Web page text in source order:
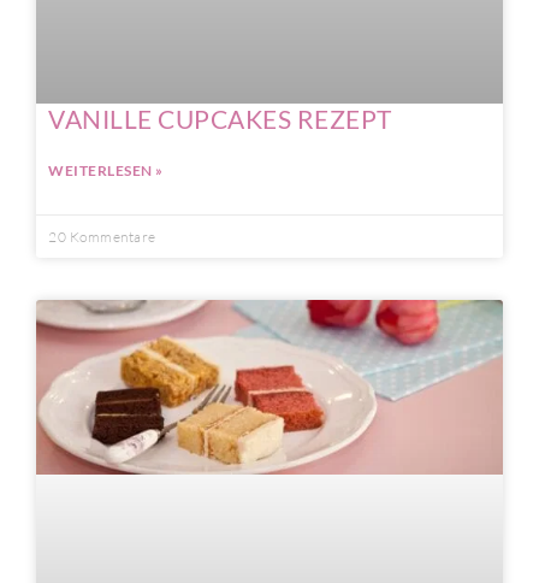
VANILLE CUPCAKES REZEPT
WEITERLESEN »
20 Kommentare